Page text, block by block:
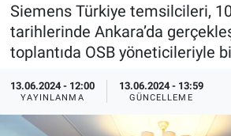
Siemens Türkiye temsilcileri,
tarihlerinde Ankara’da
toplantıda OSB yöneticileriyle
13.06.2024 - 12:00
YAYINLANMA
13.06.2024 - 13:59
GÜNCELLEME
EndüstriST
Enerjisini Üreten Fabrikalar
Endüstri 4.0 Uygulamaları